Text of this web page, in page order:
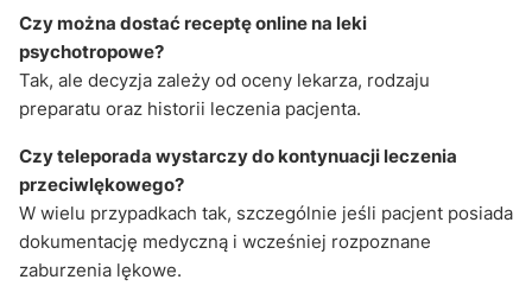
Czy można dostać receptę online na leki
psychotropowe?
Tak, ale decyzja zależy od oceny lekarza, rodzaju
preparatu oraz historii leczenia pacjenta.
Czy teleporada wystarczy do kontynuacji leczenia
przeciwlękowego?
W wielu przypadkach tak, szczególnie jeśli pacjent posiada
dokumentację medyczną i wcześniej rozpoznane
zaburzenia lękowe.